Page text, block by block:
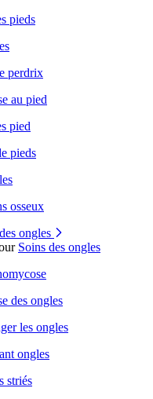
pieds
perdrix
au pied
pied
pieds
osseux
ongles
Soins des ongles
des ongles
les ongles
ongles
striés